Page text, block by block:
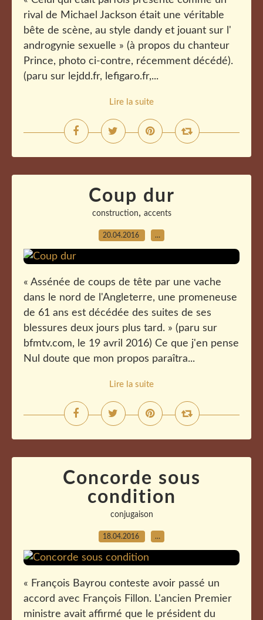
rival de Michael Jackson était une véritable
bête de scène, au style dandy et jouant sur l'
androgynie sexuelle » (à propos du chanteur
Prince, photo ci-contre, récemment décédé).
(paru sur lejdd.fr, lefigaro.fr,...
Lire la suite
Coup dur
construction, accents
20.04.2016 …
« Assénée de coups de tête par une vache
dans le nord de l'Angleterre, une promeneuse
de 61 ans est décédée des suites de ses
blessures deux jours plus tard. » (paru sur
bfmtv.com, le 19 avril 2016) Ce que j'en pense
Nul doute que mon propos paraîtra...
Lire la suite
Concorde sous
condition
conjugaison
18.04.2016 …
« François Bayrou conteste avoir passé un
accord avec François Fillon. L'ancien Premier
ministre avait affirmé que le président du